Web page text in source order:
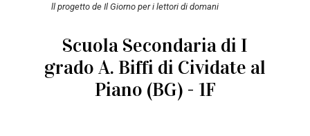
ll progetto de Il Giorno per i lettori di domani
Scuola Secondaria di I
grado A. Biffi di Cividate al
Piano (BG) - 1F